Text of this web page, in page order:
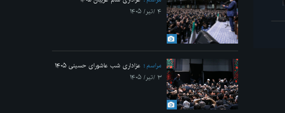
۴ /تیر/ ۱۴۰۵
مراسم
عزاداری شب عاشورای حسینی ۱۴۰۵
۳ /تیر/ ۱۴۰۵